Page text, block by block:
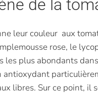
de la
leur couleur aux
rose, le
les plus abondants
antioxydant
libres. Sur ce point, il